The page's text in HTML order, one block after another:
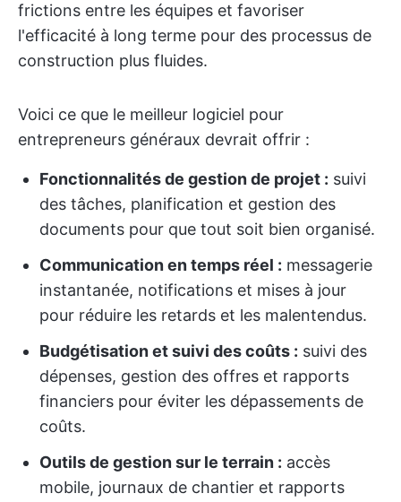
frictions entre les équipes et favoriser
l'efficacité à long terme pour des processus de
construction plus fluides.
Voici ce que le meilleur logiciel pour
entrepreneurs généraux devrait offrir :
Fonctionnalités de gestion de projet : suivi
des tâches, planification et gestion des
documents pour que tout soit bien organisé.
Communication en temps réel : messagerie
instantanée, notifications et mises à jour
pour réduire les retards et les malentendus.
Budgétisation et suivi des coûts : suivi des
dépenses, gestion des offres et rapports
financiers pour éviter les dépassements de
coûts.
Outils de gestion sur le terrain : accès
mobile, journaux de chantier et rapports